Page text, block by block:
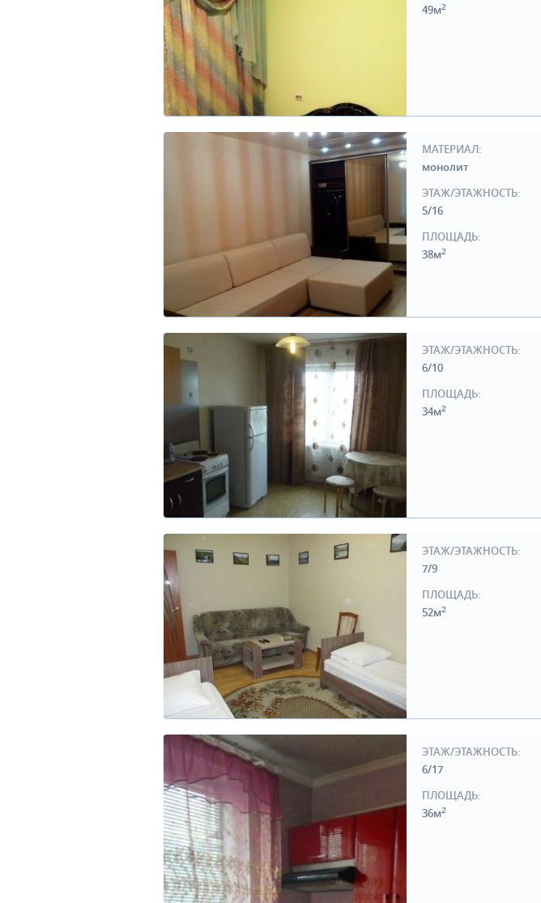
49м2
МАТЕРИАЛ:
монолит
ЭТАЖ/ЭТАЖНОСТЬ:
5/16
ПЛОЩАДЬ:
38м2
ЭТАЖ/ЭТАЖНОСТЬ:
6/10
ПЛОЩАДЬ:
34м2
ЭТАЖ/ЭТАЖНОСТЬ:
7/9
ПЛОЩАДЬ:
52м2
ЭТАЖ/ЭТАЖНОСТЬ:
6/17
ПЛОЩАДЬ:
36м2